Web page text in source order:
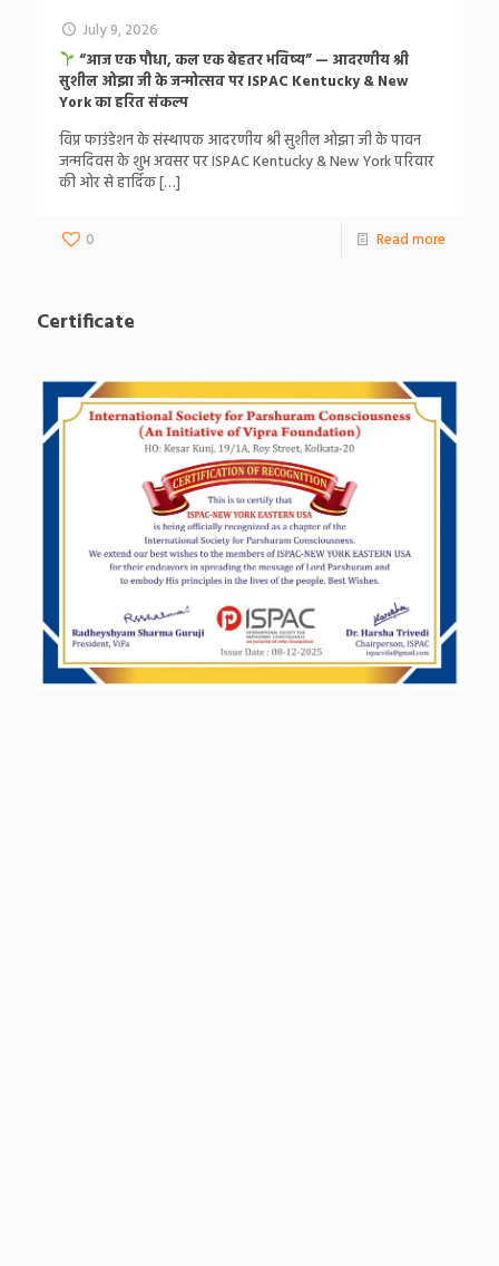
July 9, 2026
“आज एक पौधा, कल एक बेहतर भविष्य” — आदरणीय श्री
सुशील ओझा जी के जन्मोत्सव पर ISPAC Kentucky & New
York का हरित संकल्प
विप्र फाउंडेशन के संस्थापक आदरणीय श्री सुशील ओझा जी के पावन
जन्मदिवस के शुभ अवसर पर ISPAC Kentucky & New York परिवार
की ओर से हार्दिक[…]
0 Read more
Certificate